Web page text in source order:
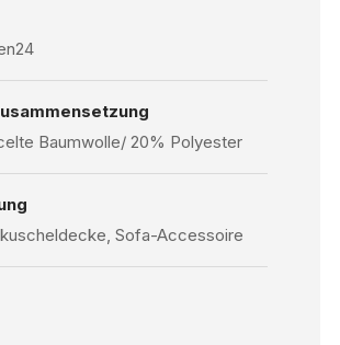
Baumwolle/ 20% Polyester
Sofa-Accessoire